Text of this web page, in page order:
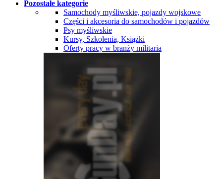
Pozostałe kategorie
Samochody myśliwskie, pojazdy wojskowe
Części i akcesoria do samochodów i pojazdów
Psy myśliwskie
Kursy, Szkolenia, Książki
Oferty pracy w branży militaria